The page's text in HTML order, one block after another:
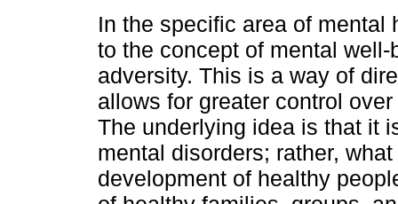
In the specific area of mental
to the concept of mental
adversity. This is a way of
allows for greater control
The underlying idea is that it
mental disorders; rather,
development of healthy